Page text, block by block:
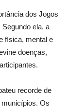
dos Jogos
ela, a
física, mental e
doenças,
recorde de
Os